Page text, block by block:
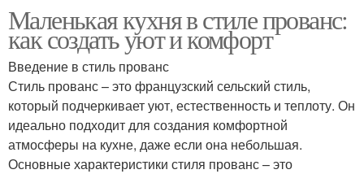
Маленькая кухня в стиле прованс:
как создать уют и комфорт
Введение в стиль прованс
Стиль прованс – это французский сельский стиль,
который подчеркивает уют, естественность и теплоту. Он
идеально подходит для создания комфортной
атмосферы на кухне, даже если она небольшая.
Основные характеристики стиля прованс – это